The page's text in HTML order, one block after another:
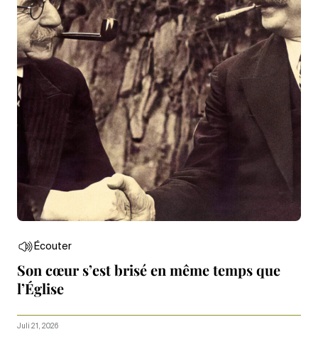
Écouter
Son cœur s’est brisé en même temps que
l’Église
Juli 21, 2026